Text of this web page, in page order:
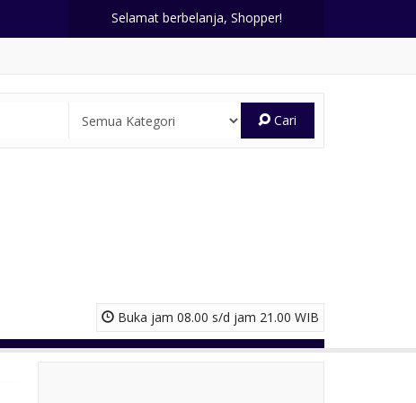
Selamat berbelanja, Shopper!
Cari
Buka jam 08.00 s/d jam 21.00 WIB